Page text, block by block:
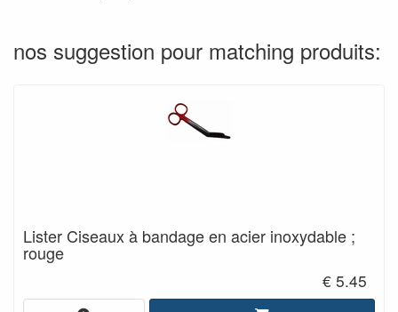
nos suggestion pour matching produits:
Lister Ciseaux à bandage en acier inoxydable ;
rouge
€ 5.45